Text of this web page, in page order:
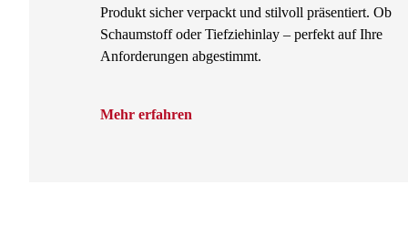
Produkt sicher verpackt und stilvoll präsentiert. Ob
Schaumstoff oder Tiefziehinlay – perfekt auf Ihre
Anforderungen abgestimmt.
Mehr erfahren